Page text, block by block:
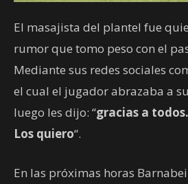
El masajista del plantel fue
rumor que tomo peso con el
Mediante sus redes sociales
el cual el jugador abrazaba a
luego les dijo: “gracias a
Los quiero“.
En las próximas horas Barnabei